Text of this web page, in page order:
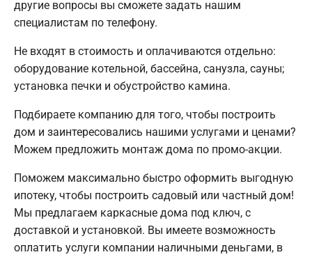
другие вопросы вы сможете задать нашим
специалистам по телефону.
Не входят в стоимость и оплачиваются отдельно:
оборудование котельной, бассейна, санузла, сауны;
установка печки и обустройство камина.
Подбираете компанию для того, чтобы построить
дом и заинтересовались нашими услугами и ценами?
Можем предложить монтаж дома по промо-акции.
Поможем максимально быстро оформить выгодную
ипотеку, чтобы построить садовый или частный дом!
Мы предлагаем каркасные дома под ключ, с
доставкой и установкой. Вы имеете возможность
оплатить услуги компании наличными деньгами, в